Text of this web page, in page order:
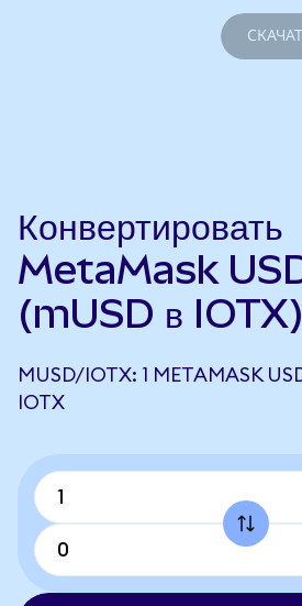
Конвертировать
MetaMask
(mUSD в IOTX)
MUSD/IOTX: 1 METAMASK
IOTX